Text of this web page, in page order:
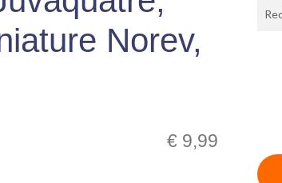
Norev,
€ 9,99